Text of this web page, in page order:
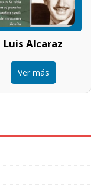
Luis Alcaraz
Ver más